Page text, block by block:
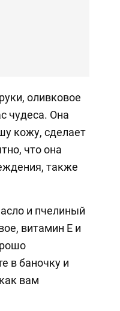
оливковое
чудеса. Она
кожу, сделает
что она
также
и пчелиный
витамин Е и
в баночку и
вам